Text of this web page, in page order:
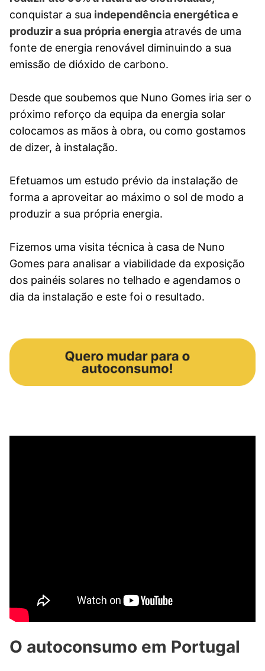
conquistar a sua independência energética e
produzir a sua própria energia através de uma
fonte de energia renovável diminuindo a sua
emissão de dióxido de carbono.
Desde que soubemos que Nuno Gomes iria ser o
próximo reforço da equipa da energia solar
colocamos as mãos à obra, ou como gostamos
de dizer, à instalação.
Efetuamos um estudo prévio da instalação de
forma a aproveitar ao máximo o sol de modo a
produzir a sua própria energia.
Fizemos uma visita técnica à casa de Nuno
Gomes para analisar a viabilidade da exposição
dos painéis solares no telhado e agendamos o
dia da instalação e este foi o resultado.
O autoconsumo em Portugal